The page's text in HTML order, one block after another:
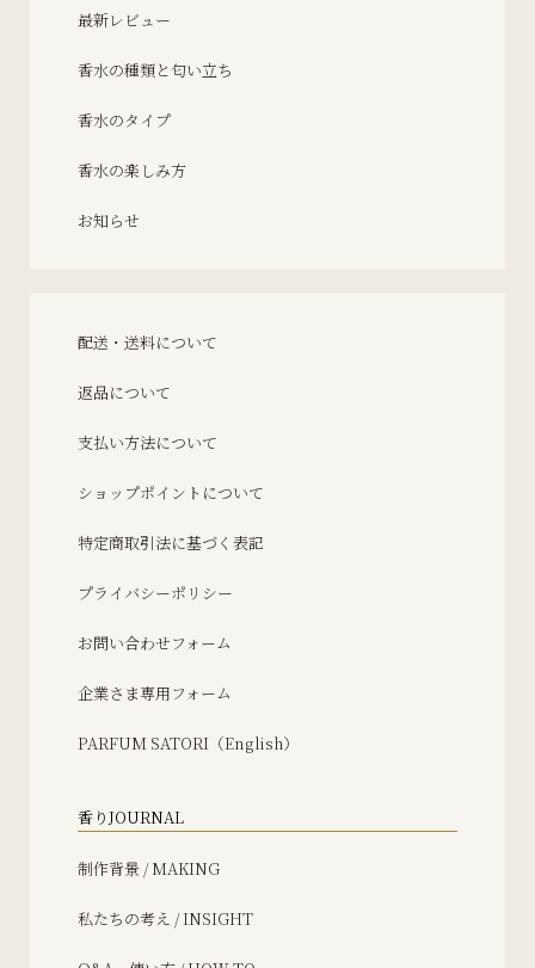
最新レビュー
香水の種類と匂い立ち
香水のタイプ
香水の楽しみ方
お知らせ
配送・送料について
返品について
支払い方法について
ショップポイントについて
特定商取引法に基づく表記
プライバシーポリシー
お問い合わせフォーム
企業さま専用フォーム
PARFUM SATORI（English）
香りJOURNAL
制作背景 / MAKING
私たちの考え / INSIGHT